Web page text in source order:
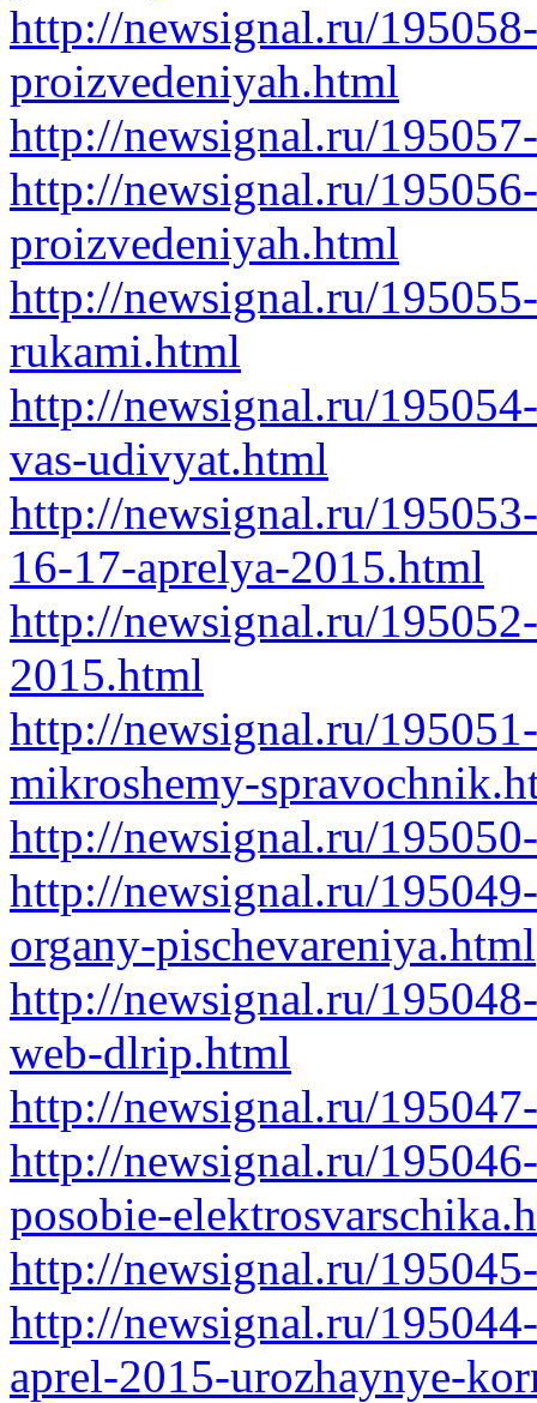
http://newsignal.ru/
proizvedeniyah.html
http://newsignal.ru/
http://newsignal.ru/
proizvedeniyah.html
http://newsignal.ru/
rukami.html
http://newsignal.ru/
vas-udivyat.html
http://newsignal.ru/
16-17-aprelya-2015.html
http://newsignal.ru/
2015.html
http://newsignal.ru/
mikroshemy-
http://newsignal.ru/
http://newsignal.ru/
organy-pischevareniya.html
http://newsignal.ru/
web-dlrip.html
http://newsignal.ru/
http://newsignal.ru/
posobie-
http://newsignal.ru/
http://newsignal.ru/
aprel-2015-urozhaynye-